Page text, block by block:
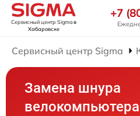
Сервисный центр Sigmaв
Хабаровске
+7
Сервисный центр Sigma
Замена шнура
велокомпьютера